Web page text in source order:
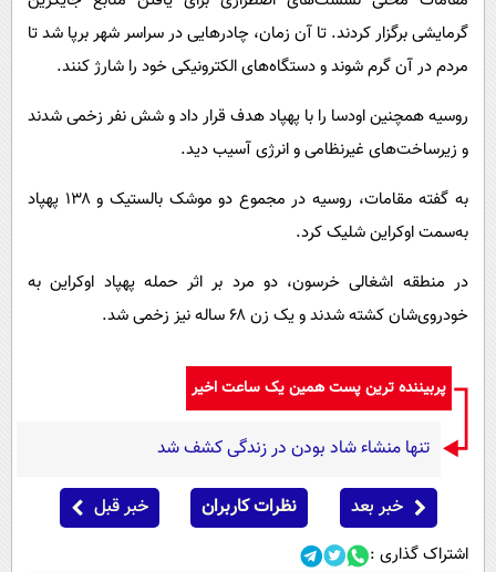
گرمایشی برگزار کردند. تا آن زمان، چادرهایی در سراسر شهر برپا شد تا
مردم در آن گرم شوند و دستگاه‌های الکترونیکی خود را شارژ کنند.
روسیه همچنین اودسا را با پهپاد هدف قرار داد و شش نفر زخمی شدند
و زیرساخت‌های غیرنظامی و انرژی آسیب دید.
به گفته مقامات، روسیه در مجموع دو موشک بالستیک و ۱۳۸ پهپاد
به‌سمت اوکراین شلیک کرد.
در منطقه اشغالی خرسون، دو مرد بر اثر حمله پهپاد اوکراین به
خودروی‌شان کشته شدند و یک زن ۶۸ ساله نیز زخمی شد.
پربیننده ترین پست همین یک ساعت اخیر
تنها منشاء شاد بودن در زندگی کشف شد
خبر بعد نظرات کاربران خبر قبل
اشتراک گذاری :